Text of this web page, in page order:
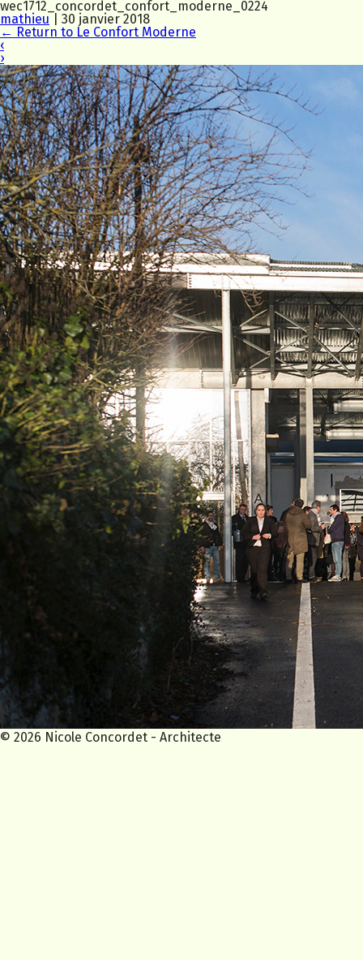
wec1712_concordet_confort_moderne_0224
mathieu
30 janvier 2018
← Return to Le Confort Moderne
‹
›
© 2026 Nicole Concordet - Architecte